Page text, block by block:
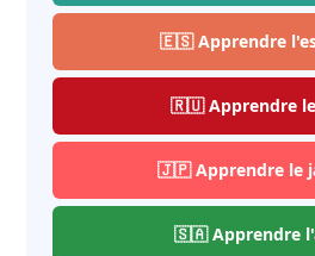
🇪🇸 Apprendre
🇷🇺 Apprendre
🇯🇵 Apprendre le
🇸🇦 Apprendre